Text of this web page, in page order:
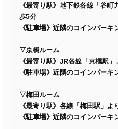
《最寄り駅》地下鉄各線「谷
歩5分
《駐車場》近隣のコインパーキ
▽京橋ルーム
《最寄り駅》JR各線「京橋駅
《駐車場》近隣のコインパーキ
▽梅田ルーム
《最寄り駅》各線「梅田駅」よ
《駐車場》近隣のコインパーキ